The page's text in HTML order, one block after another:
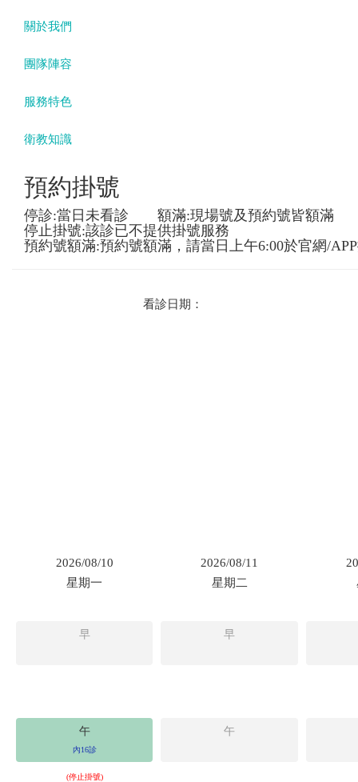
關於我們
團隊陣容
服務特色
衛教知識
預約掛號
停診:當日未看診 額滿:現場號及預約號皆額滿
停止掛號:該診已不提供掛號服務
預約號額滿:預約號額滿，請當日上午6:00於官網/
看診日期：
2026/08/10
星期一
2026/08/11
星期二
早 早
午
內16診
(停止掛號)
午